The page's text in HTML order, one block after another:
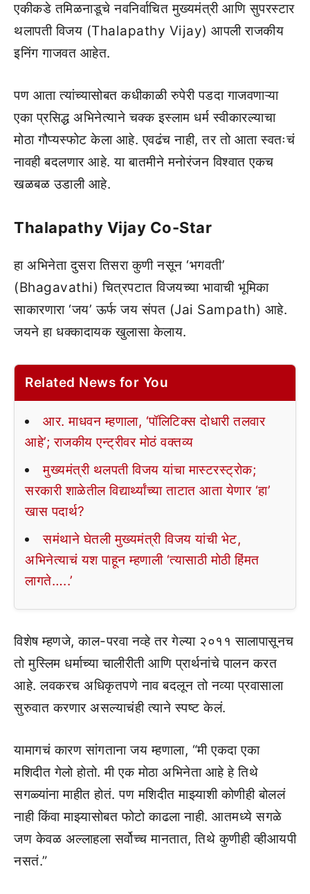
एकीकडे तमिळनाडूचे नवनिर्वाचित मुख्यमंत्री आणि सुपरस्टार
थलापती विजय (Thalapathy Vijay) आपली राजकीय
इनिंग गाजवत आहेत.
पण आता त्यांच्यासोबत कधीकाळी रुपेरी पडदा गाजवणाऱ्या
एका प्रसिद्ध अभिनेत्याने चक्क इस्लाम धर्म स्वीकारल्याचा
मोठा गौप्यस्फोट केला आहे. एवढंच नाही, तर तो आता स्वतःचं
नावही बदलणार आहे. या बातमीने मनोरंजन विश्वात एकच
खळबळ उडाली आहे.
Thalapathy Vijay Co-Star
हा अभिनेता दुसरा तिसरा कुणी नसून ‘भगवती’
(Bhagavathi) चित्रपटात विजयच्या भावाची भूमिका
साकारणारा ‘जय’ ऊर्फ जय संपत (Jai Sampath) आहे.
जयने हा धक्कादायक खुलासा केलाय.
Related News for You
आर. माधवन म्हणाला, ‘पॉलिटिक्स दोधारी तलवार
आहे’; राजकीय एन्ट्रीवर मोठं वक्तव्य
मुख्यमंत्री थलपती विजय यांचा मास्टरस्ट्रोक;
सरकारी शाळेतील विद्यार्थ्यांच्या ताटात आता येणार ‘हा’
खास पदार्थ?
समंथाने घेतली मुख्यमंत्री विजय यांची भेट,
अभिनेत्याचं यश पाहून म्हणाली ‘त्यासाठी मोठी हिंमत
लागते…..’
विशेष म्हणजे, काल-परवा नव्हे तर गेल्या २०११ सालापासूनच
तो मुस्लिम धर्माच्या चालीरीती आणि प्रार्थनांचे पालन करत
आहे. लवकरच अधिकृतपणे नाव बदलून तो नव्या प्रवासाला
सुरुवात करणार असल्याचंही त्याने स्पष्ट केलं.
यामागचं कारण सांगताना जय म्हणाला, “मी एकदा एका
मशिदीत गेलो होतो. मी एक मोठा अभिनेता आहे हे तिथे
सगळ्यांना माहीत होतं. पण मशिदीत माझ्याशी कोणीही बोललं
नाही किंवा माझ्यासोबत फोटो काढला नाही. आतमध्ये सगळे
जण केवळ अल्लाहला सर्वोच्च मानतात, तिथे कुणीही व्हीआयपी
नसतं.”